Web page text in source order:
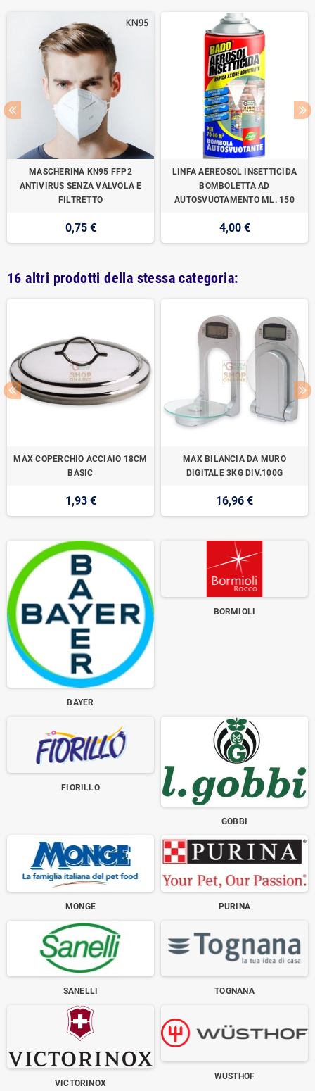
MASCHERINA KN95 FFP2
ANTIVIRUS SENZA VALVOLA E
FILTRETTO
0,75 €
LINFA AEREOSOL INSETTICIDA
BOMBOLETTA AD
AUTOSVUOTAMENTO ML. 150
4,00 €
16 altri prodotti della stessa categoria:
MAX COPERCHIO ACCIAIO 18CM
BASIC
1,93 €
MAX BILANCIA DA MURO
DIGITALE 3KG DIV.100G
16,96 €
BAYER
BORMIOLI
FIORILLO
GOBBI
MONGE PURINA
SANELLI TOGNANA
VICTORINOX
WUSTHOF